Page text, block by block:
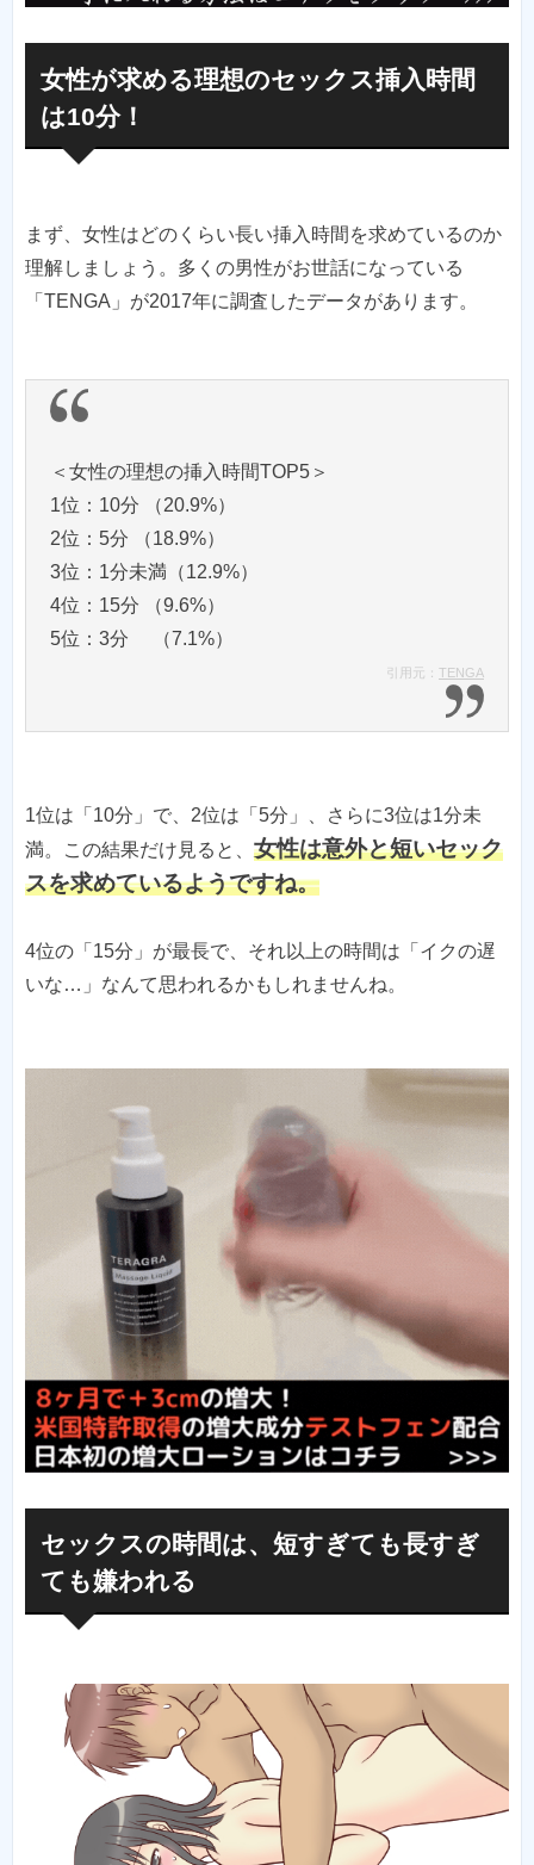
女性が求める理想のセックス挿入時間
は10分！
まず、女性はどのくらい長い挿入時間を求めているのか
理解しましょう。多くの男性がお世話になっている
「TENGA」が2017年に調査したデータがあります。
＜女性の理想の挿入時間TOP5＞
1位：10分 （20.9%）
2位：5分 （18.9%）
3位：1分未満（12.9%）
4位：15分 （9.6%）
引用元： TENGA
1位は「10分」で、2位は「5分」、さらに3位は1分未
満。この結果だけ見ると、 女性は意外と短いセック
スを求めているようですね。
4位の「15分」が最長で、それ以上の時間は「イクの遅
いな…」なんて思われるかもしれませんね。
セックスの時間は、短すぎても長すぎ
ても嫌われる